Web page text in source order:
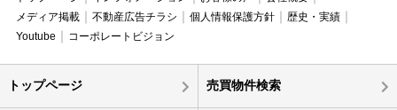
メディア掲載
不動産広告チラシ 個人情報保護方針
歴史・実績
Youtube
コーポレートビジョン
トップページ 売買物件検索